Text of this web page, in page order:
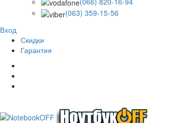
(063) 359-15-56
Вход
Скидки
Гарантия